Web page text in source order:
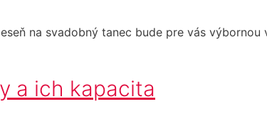
na svadobný tanec bude pre vás
a ich kapacita